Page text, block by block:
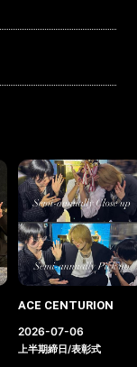
ACE CENTURION
2026-07-06
上半期締日/表彰式